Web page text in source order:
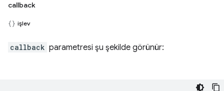
callback
işlev
callback parametresi şu şekilde görünür: